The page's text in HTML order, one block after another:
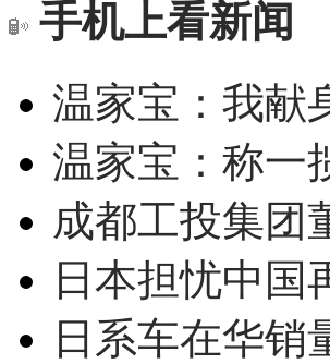
手机上看新闻
温家宝：我献
温家宝：称一
成都工投集团
日本担忧中
日系车在华销